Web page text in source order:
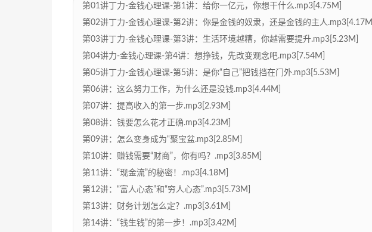
第01讲丁力-金钱心理课-第1讲：给你一亿元，你想干什么.mp3[4.75M]
第02讲丁力-金钱心理课-第2讲：你是金钱的奴隶，还是金钱的主人.mp3[4.17M]
第03讲丁力-金钱心理课-第3讲：生活环境越糟，你越需要提升.mp3[5.23M]
第04讲力-金钱心理课-第4讲：想挣钱，先改变观念吧.mp3[7.54M]
第05讲丁力-金钱心理课-第5讲：是你“自己”把钱挡在门外.mp3[5.53M]
第06讲：这么努力工作，为什么还是没钱.mp3[4.44M]
第07讲：提高收入的第一步.mp3[2.93M]
第08讲：钱要怎么花才正确.mp3[4.23M]
第09讲：怎么变身成为“聚宝盆.mp3[2.85M]
第10讲：赚钱需要“财商”，你有吗？.mp3[3.85M]
第11讲：“现金流”的秘密！.mp3[4.18M]
第12讲：“富人心态”和“穷人心态”.mp3[5.73M]
第13讲：财务计划怎么定？.mp3[3.61M]
第14讲：“钱生钱”的第一步！.mp3[3.42M]